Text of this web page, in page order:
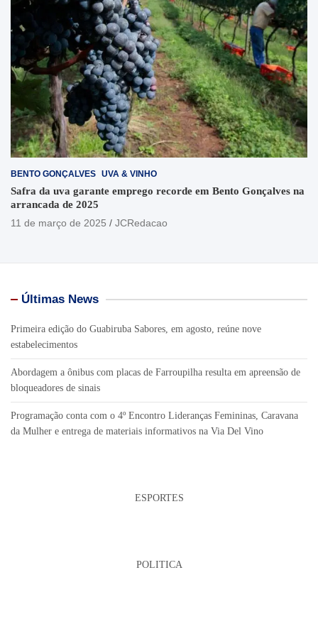
BENTO GONÇALVES UVA & VINHO
Safra da uva garante emprego recorde em Bento Gonçalves na
arrancada de 2025
11 de março de 2025
JCRedacao
Últimas News
Primeira edição do Guabiruba Sabores, em agosto, reúne nove
estabelecimentos
Abordagem a ônibus com placas de Farroupilha resulta em apreensão de
bloqueadores de sinais
Programação conta com o 4º Encontro Lideranças Femininas, Caravana
da Mulher e entrega de materiais informativos na Via Del Vino
ESPORTES
POLITICA